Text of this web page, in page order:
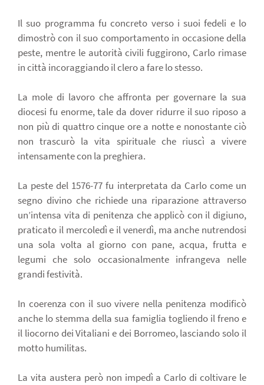
Il suo programma fu concreto verso i suoi fedeli e lo
dimostrò con il suo comportamento in occasione della
peste, mentre le autorità civili fuggirono, Carlo rimase
in città incoraggiando il clero a fare lo stesso.
La mole di lavoro che affronta per governare la sua
diocesi fu enorme, tale da dover ridurre il suo riposo a
non più di quattro cinque ore a notte e nonostante ciò
non trascurò la vita spirituale che riuscì a vivere
intensamente con la preghiera.
La peste del 1576-77 fu interpretata da Carlo come un
segno divino che richiede una riparazione attraverso
un’intensa vita di penitenza che applicò con il digiuno,
praticato il mercoledì e il venerdì, ma anche nutrendosi
una sola volta al giorno con pane, acqua, frutta e
legumi che solo occasionalmente infrangeva nelle
grandi festività.
In coerenza con il suo vivere nella penitenza modificò
anche lo stemma della sua famiglia togliendo il freno e
il liocorno dei Vitaliani e dei Borromeo, lasciando solo il
motto humilitas.
La vita austera però non impedì a Carlo di coltivare le